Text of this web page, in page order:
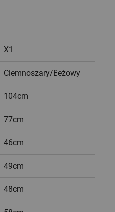
X1
Ciemnoszary/Beżowy
104cm
77cm
46cm
49cm
48cm